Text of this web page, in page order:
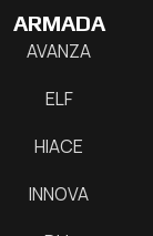
ARMADA
AVANZA
ELF
HIACE
INNOVA